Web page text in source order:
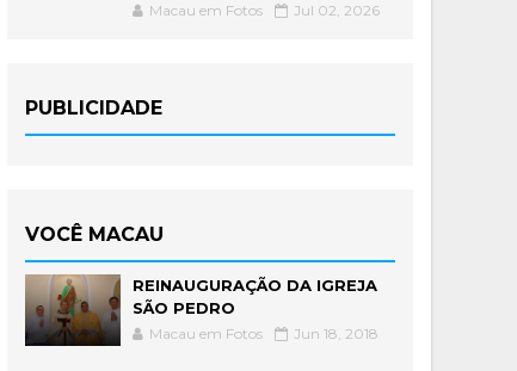
Macau em Fotos Jul 02, 2026
PUBLICIDADE
VOCÊ MACAU
REINAUGURAÇÃO DA IGREJA
SÃO PEDRO
Macau em Fotos Jun 18, 2018